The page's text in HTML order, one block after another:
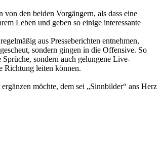
den beiden Vorgängern, als dass eine
Leben und geben so einige interessante
aus Presseberichten entnehmen,
sondern gingen in die Offensive. So
sondern auch gelungene Live-
Richtung leiten können.
möchte, dem sei „Sinnbilder“ ans Herz